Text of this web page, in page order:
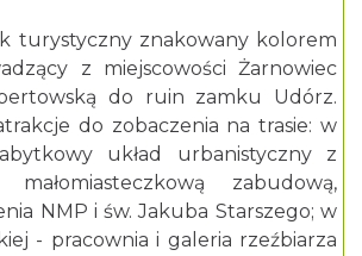
turystyczny znakowany kolorem
z miejscowości Żarnowiec
do ruin zamku Udórz.
do zobaczenia na trasie: w
układ urbanistyczny z
zabudową,
NMP i św. Jakuba Starszego; w
- pracownia i galeria rzeźbiarza